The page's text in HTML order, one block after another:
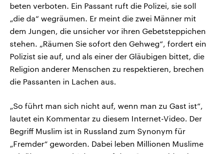
beten verboten. Ein Passant ruft die Polizei, sie soll
„die da“ wegräumen. Er meint die zwei Männer mit
dem Jungen, die unsicher vor ihren Gebetsteppichen
stehen. „Räumen Sie sofort den Gehweg“, fordert ein
Polizist sie auf, und als einer der Gläubigen bittet, die
Religion anderer Menschen zu respektieren, brechen
die Passanten in Lachen aus.
„So führt man sich nicht auf, wenn man zu Gast ist“,
lautet ein Kommentar zu diesem Internet-Video. Der
Begriff Muslim ist in Russland zum Synonym für
„Fremder“ geworden. Dabei leben Millionen Muslime